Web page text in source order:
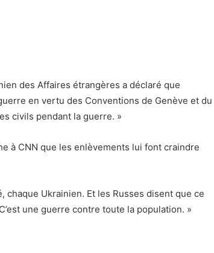
des Affaires étrangères a déclaré que
en vertu des Conventions de Genève et du
civils pendant la guerre. »
à CNN que les enlèvements lui font craindre
chaque Ukrainien. Et les Russes disent que ce
une guerre contre toute la population. »